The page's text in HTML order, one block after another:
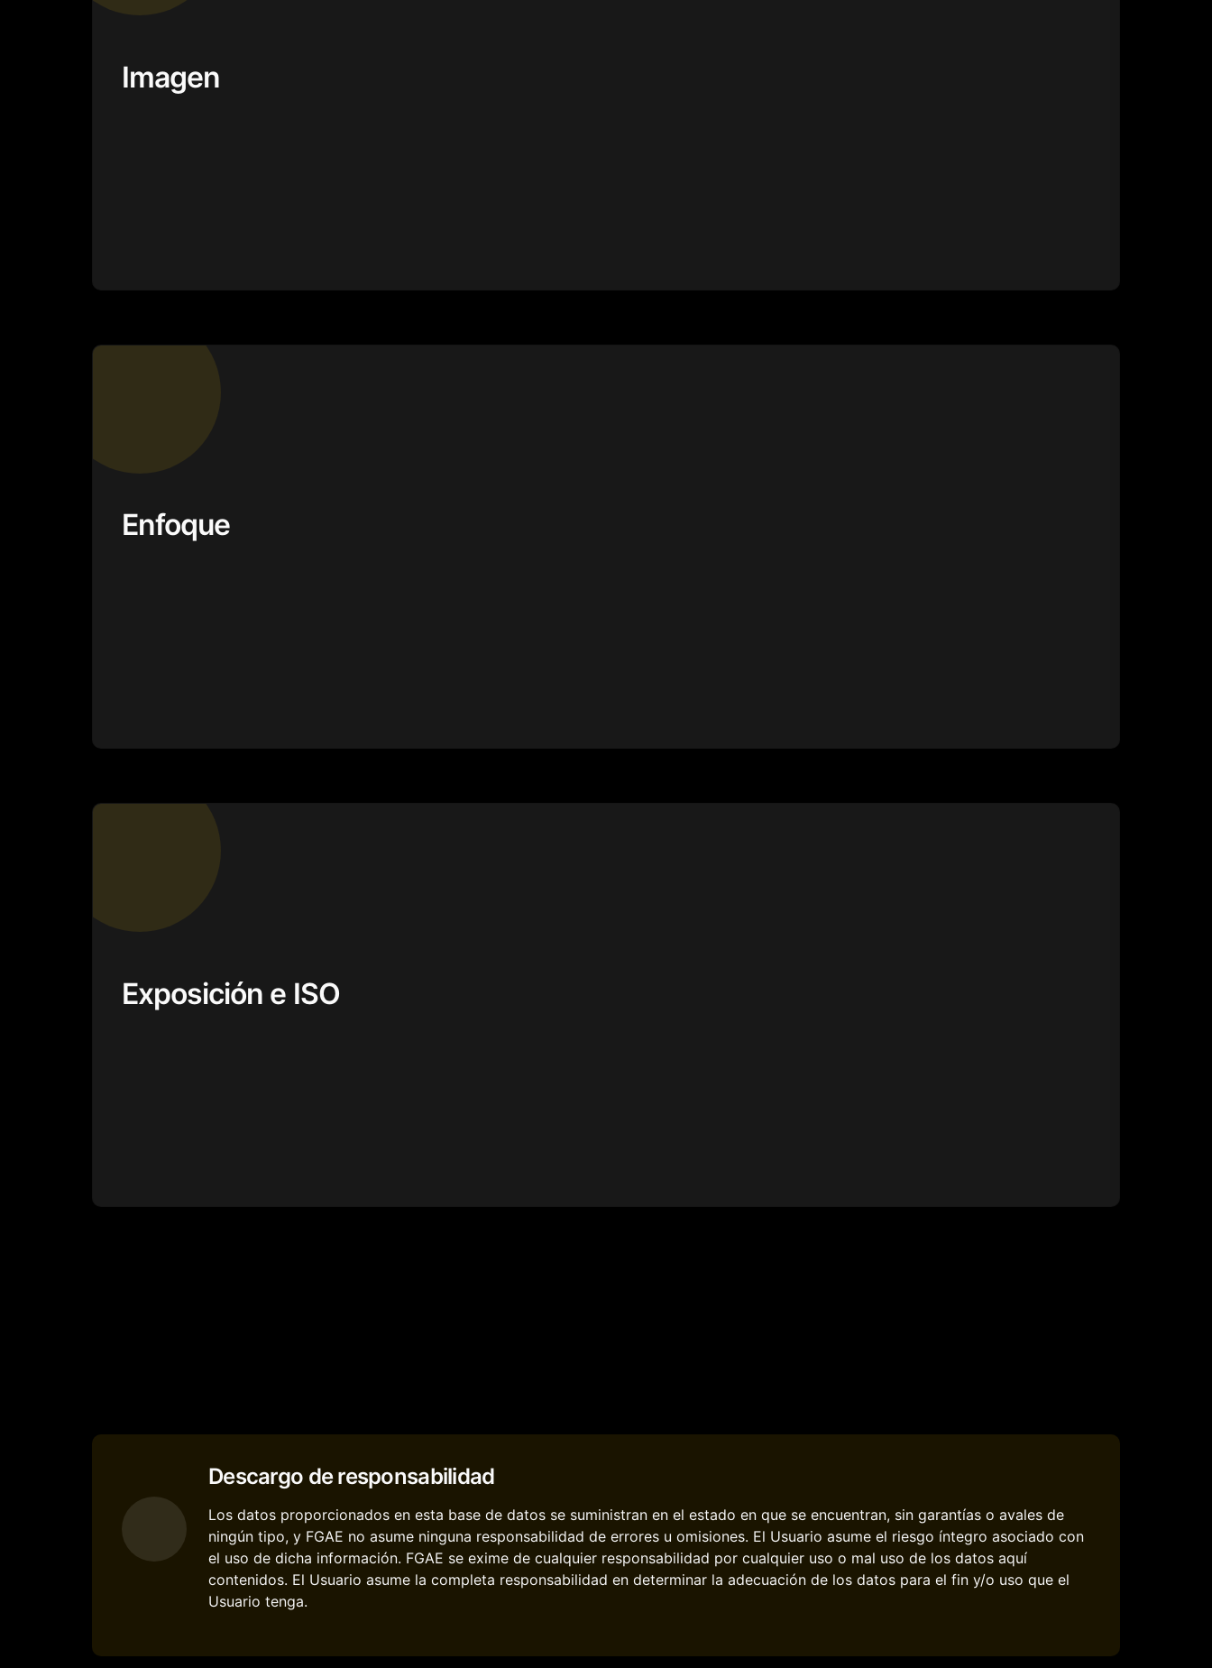
Imagen
Enfoque
Exposición e ISO
Descargo de responsabilidad
Los datos proporcionados en esta base de datos se suministran en el estado en que se encuentran, sin garantías o avales de
ningún tipo, y FGAE no asume ninguna responsabilidad de errores u omisiones. El Usuario asume el riesgo íntegro asociado con
el uso de dicha información. FGAE se exime de cualquier responsabilidad por cualquier uso o mal uso de los datos aquí
contenidos. El Usuario asume la completa responsabilidad en determinar la adecuación de los datos para el fin y/o uso que el
Usuario tenga.